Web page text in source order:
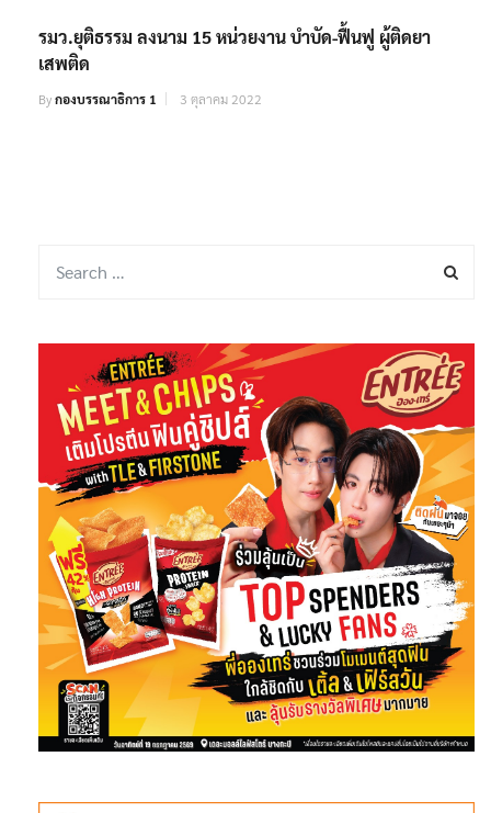
รมว.ยุติธรรม ลงนาม 15 หน่วยงาน บำบัด-ฟื้นฟู ผู้ติดยา
เสพติด
Byกองบรรณาธิการ 1 3 ตุลาคม 2022